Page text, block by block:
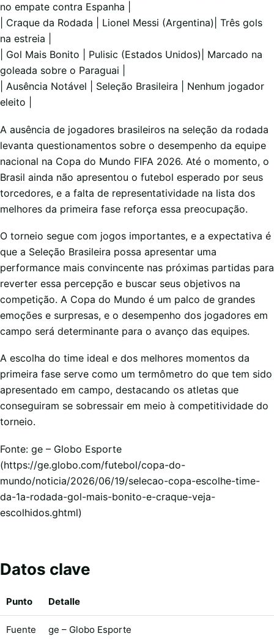
no empate contra Espanha |
| Craque da Rodada | Lionel Messi (Argentina)| Três gols
na estreia |
| Gol Mais Bonito | Pulisic (Estados Unidos)| Marcado na
goleada sobre o Paraguai |
| Ausência Notável | Seleção Brasileira | Nenhum jogador
eleito |
A ausência de jogadores brasileiros na seleção da rodada
levanta questionamentos sobre o desempenho da equipe
nacional na Copa do Mundo FIFA 2026. Até o momento, o
Brasil ainda não apresentou o futebol esperado por seus
torcedores, e a falta de representatividade na lista dos
melhores da primeira fase reforça essa preocupação.
O torneio segue com jogos importantes, e a expectativa é
que a Seleção Brasileira possa apresentar uma
performance mais convincente nas próximas partidas para
reverter essa percepção e buscar seus objetivos na
competição. A Copa do Mundo é um palco de grandes
emoções e surpresas, e o desempenho dos jogadores em
campo será determinante para o avanço das equipes.
A escolha do time ideal e dos melhores momentos da
primeira fase serve como um termômetro do que tem sido
apresentado em campo, destacando os atletas que
conseguiram se sobressair em meio à competitividade do
torneio.
Fonte: ge – Globo Esporte
(https://ge.globo.com/futebol/copa-do-
mundo/noticia/2026/06/19/selecao-copa-escolhe-time-
da-1a-rodada-gol-mais-bonito-e-craque-veja-
escolhidos.ghtml)
Datos clave
Punto Detalle
Fuente ge – Globo Esporte